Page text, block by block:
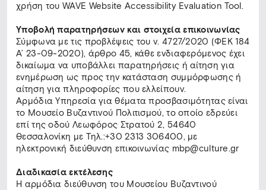
χρήση του WAVE Website Accessibility Evaluation Tool.
Υποβολή παρατηρήσεων και στοιχεία επικοινωνίας
Σύμφωνα με τις προβλέψεις του ν. 4727/2020 (ΦΕΚ 184
Α’ 23-09-2020), άρθρο 45, κάθε ενδιαφερόμενος έχει
δικαίωμα να υποβάλλει παρατηρήσεις ή αίτηση για
ενημέρωση ως προς την κατάσταση συμμόρφωσης ή
αίτηση για πληροφορίες που ελλείπουν.
Αρμόδια Υπηρεσία για θέματα προσβασιμότητας είναι
το Μουσείο Βυζαντινού Πολιτισμού, το οποίο εδρεύει
επί της οδού Λεωφόρος Στρατού 2, 54640
Θεσσαλονίκη με Tηλ.:+30 2313 306400, με
ηλεκτρονική διεύθυνση επικοινωνίας mbp@culture.gr
Διαδικασία εκτέλεσης
Η αρμόδια διεύθυνση του Μουσείου Βυζαντινού